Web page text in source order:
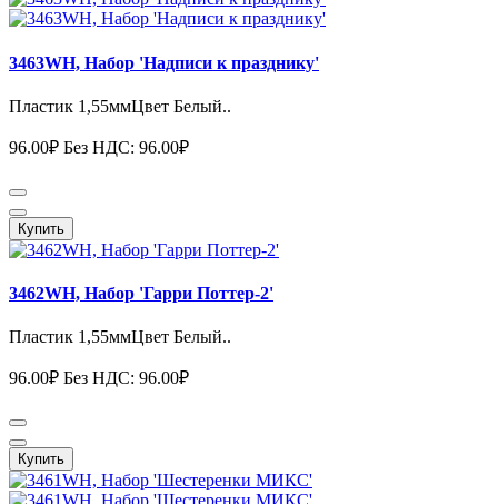
3463WH, Набор 'Надписи к празднику'
Пластик 1,55ммЦвет Белый..
96.00₽ Без НДС: 96.00₽
Купить
3462WH, Набор 'Гарри Поттер-2'
Пластик 1,55ммЦвет Белый..
96.00₽ Без НДС: 96.00₽
Купить